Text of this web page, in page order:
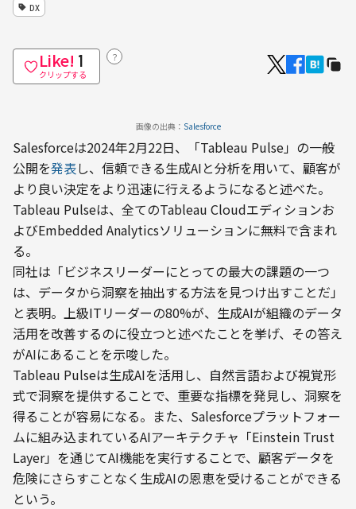
DX
Like! 1
クリップする
？
画像の出典： Salesforce
Salesforceは2024年2月22日、「Tableau Pulse」の一般
公開を発表し、信頼できる生成AIと分析を用いて、顧客が
より良い決定をより迅速に行えるようになると述べた。
Tableau Pulseは、全てのTableau Cloudエディションお
よびEmbedded Analyticsソリューションに無料で含まれ
る。
同社は「ビジネスリーダーにとっての最大の課題の一つ
は、データから洞察を抽出する方法を見つけ出すことだ」
と表明。上級ITリーダーの80%が、生成AIが組織のデータ
活用を改善するのに役立つと述べたことを挙げ、その答え
がAIにあることを示唆した。
Tableau Pulseは生成AIを活用し、自然言語および視覚形
式で洞察を提供することで、重要な指標を発見し、洞察を
得ることが容易になる。また、Salesforceプラットフォー
ムに組み込まれているAIアーキテクチャ「Einstein Trust
Layer」を通じてAI機能を実行することで、顧客データを
危険にさらすことなく生成AIの恩恵を受けることができる
という。